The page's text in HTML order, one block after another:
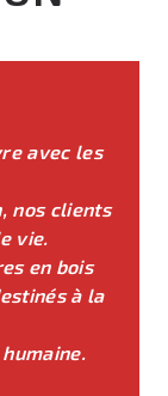
avec les
nos clients
vie.
en bois
à la